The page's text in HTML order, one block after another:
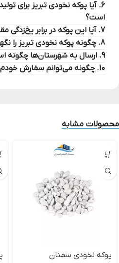
6. آیا پوکه نخودی تبریز برای
است؟
7. آیا این پوکه در برابر یخ‌زدگی مقاوم است؟
8. چگونه پوکه نخودی تبریز را نگهداری کنیم؟
9. ارسال به شهرستان‌ها چگونه است؟
10. چگونه می‌توانم سفارش خودم را ثبت کنم؟
محصولات مشابه
پوکه نخودی سمنان